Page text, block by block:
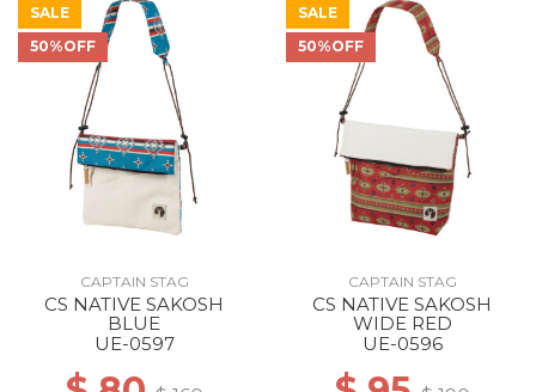
SALE
50%OFF
CAPTAIN STAG
CS NATIVE SAKOSH
BLUE
UE-0597
SALE
50%OFF
CAPTAIN STAG
CS NATIVE SAKOSH
WIDE RED
UE-0596